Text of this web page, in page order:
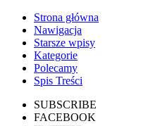
Strona główna
Nawigacja
Starsze wpisy
Kategorie
Polecamy
Spis Treści
SUBSCRIBE
FACEBOOK